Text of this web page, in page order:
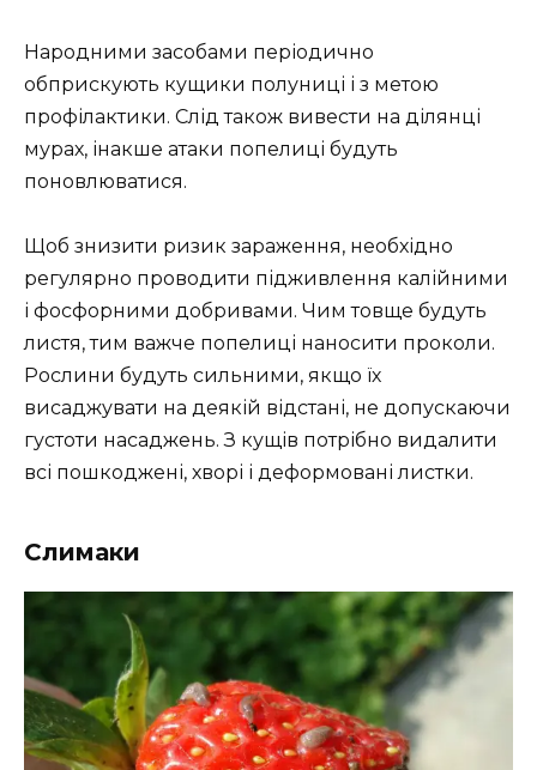
Народними засобами періодично
обприскують кущики полуниці і з метою
профілактики. Слід також вивести на ділянці
мурах, інакше атаки попелиці будуть
поновлюватися.
Щоб знизити ризик зараження, необхідно
регулярно проводити підживлення калійними
і фосфорними добривами. Чим товще будуть
листя, тим важче попелиці наносити проколи.
Рослини будуть сильними, якщо їх
висаджувати на деякій відстані, не допускаючи
густоти насаджень. З кущів потрібно видалити
всі пошкоджені, хворі і деформовані листки.
Слимаки